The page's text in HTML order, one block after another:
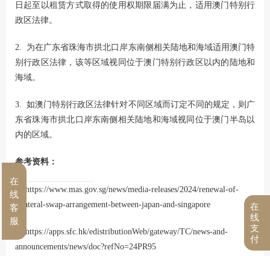
日起至以租赁方式取得的使用权期限届满为止，适用澳门特别行
政区法律。
2. 为在广东省珠海市拱北口岸东南侧相关陆地和海域适用澳门特
别行政区法律，该等区域视同位于澳门特别行政区以内的陆地和
海域。
3. 如澳门特别行政区法律针对不同区域而订定不同的规定，则广
东省珠海市拱北口岸东南侧相关陆地和海域视同位于澳门半岛以
内的区域。
参考资料：
[1]https://www.mas.gov.sg/news/media-releases/2024/renewal-of-
bilateral-swap-arrangement-between-japan-and-singapore
[2]https://apps.sfc.hk/edistributionWeb/gateway/TC/news-and-
announcements/news/doc?refNo=24PR95
在
线
客
服
在
线
支
付